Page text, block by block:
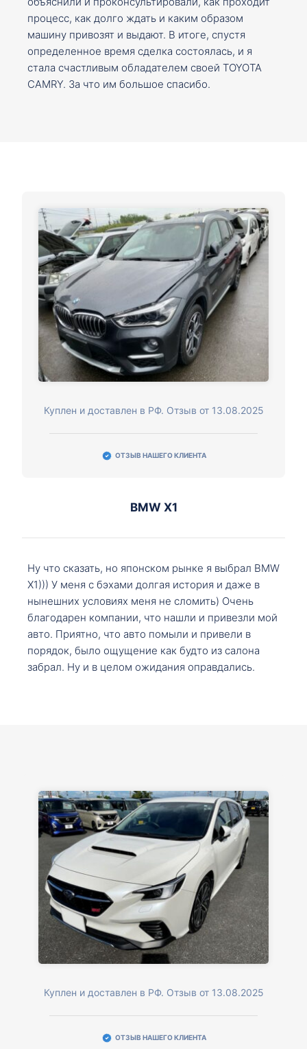
процесс, как долго ждать и каким образом
машину привозят и выдают. В итоге, спустя
определенное время сделка состоялась, и я
стала счастливым обладателем своей TOYOTA
CAMRY. За что им большое спасибо.
Куплен и доставлен в РФ. Отзыв от 13.08.2025
ОТЗЫВ НАШЕГО КЛИЕНТА
BMW X1
Ну что сказать, но японском рынке я выбрал BMW
X1))) У меня с бэхами долгая история и даже в
нынешних условиях меня не сломить) Очень
благодарен компании, что нашли и привезли мой
авто. Приятно, что авто помыли и привели в
порядок, было ощущение как будто из салона
забрал. Ну и в целом ожидания оправдались.
Куплен и доставлен в РФ. Отзыв от 13.08.2025
ОТЗЫВ НАШЕГО КЛИЕНТА